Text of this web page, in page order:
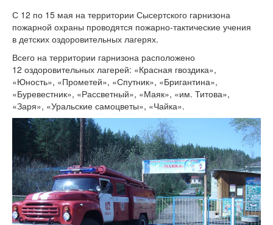
С 12 по 15 мая на территории Сысертского гарнизона
пожарной охраны проводятся пожарно-тактические учения
в детских оздоровительных лагерях.
Всего на территории гарнизона расположено
12 оздоровительных лагерей: «Красная гвоздика»,
«Юность», «Прометей», «Спутник», «Бригантина»,
«Буревестник», «Рассветный», «Маяк», «им. Титова»,
«Заря», «Уральские самоцветы», «Чайка».